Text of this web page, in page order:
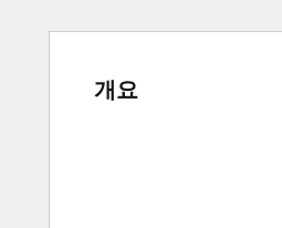
개요